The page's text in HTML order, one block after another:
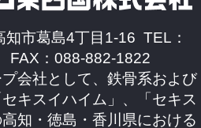
市葛島4丁目1-16 TEL：
：088-882-1822
会社として、鉄骨系および
キスイハイム」、「セキス
知・徳島・香川県における